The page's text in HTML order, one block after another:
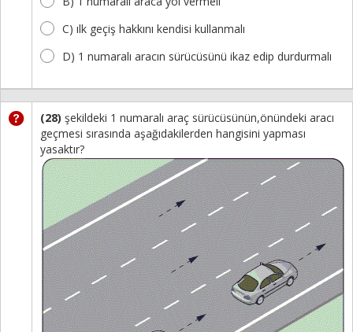
C) ılk geçiş hakkını kendisi kullanmalı
D) 1 numaralı aracın sürücüsünü ikaz edip durdurmalı
(28) şekildeki 1 numaralı araç sürücüsünün,önündeki aracı
geçmesi sırasında aşağıdakilerden hangisini yapması
yasaktır?